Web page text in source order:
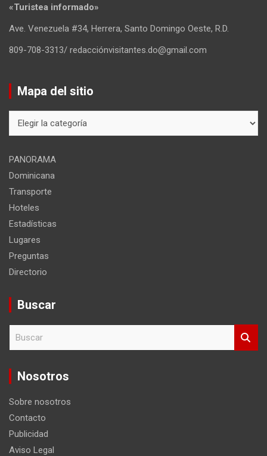
«Turistea informado»
Ave. Venezuela #34, Herrera, Santo Domingo Oeste, R.D.
809-708-3313/ redacciónvisitantes.do@gmail.com
Mapa del sitio
del
PANORAMA
Dominicana
Transporte
Hoteles
Estadísticas
Lugares
Preguntas
Directorio
Buscar
c
Nosotros
Sobre nosotros
Contacto
Publicidad
Aviso Legal